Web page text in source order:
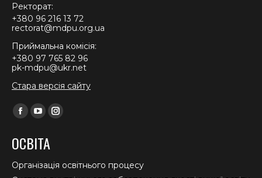
Ректорат:
+380 96 216 13 72
rectorat@mdpu.org.ua
Приймальна комісія:
+380 97 765 82 96
pk-mdpu@ukr.net
Стара версія сайту
Find us on:
Facebook
opens
in
YouTube
opens
in
Instagram
in
ОСВІТА
Організація освітнього процесу